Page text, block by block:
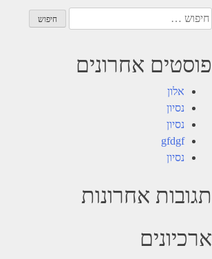
חיפוש:
פוסטים אחרונים
אלון
נסיון
נסיון
gfdgf
נסיון
תגובות אחרונות
ארכיונים